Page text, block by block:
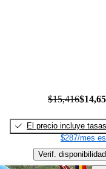
$15,416
El precio incluye tasas
$287/mes
Verif. disponibilidad